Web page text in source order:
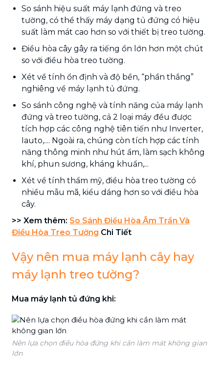
So sánh hiệu suất máy lạnh đứng và treo
tường, có thể thấy máy dạng tủ đứng có hiệu
suất làm mát cao hơn so với thiết bị treo tường.
Điều hòa cây gây ra tiếng ồn lớn hơn một chút
so với điều hòa treo tường.
Xét về tính ổn định và độ bền, “phần thắng”
nghiêng về máy lạnh tủ đứng.
So sánh công nghệ và tính năng của máy lạnh
đứng và treo tường, cả 2 loại máy đều được
tích hợp các công nghệ tiên tiến như Inverter,
Iauto,.... Ngoài ra, chúng còn tích hợp các tính
năng thông minh như hút ẩm, làm sạch không
khí, phun sương, kháng khuẩn,...
Xét về tính thẩm mỹ, điều hòa treo tường có
nhiều mẫu mã, kiểu dáng hơn so với điều hòa
cây.
>> Xem thêm: So Sánh Điều Hòa Âm Trần Và
Điều Hòa Treo Tường Chi Tiết
Vậy nên mua máy lạnh cây hay
máy lạnh treo tường?
Mua máy lạnh tủ đứng khi:
Nên lựa chọn điều hòa đứng khi cần làm mát không gian
lớn